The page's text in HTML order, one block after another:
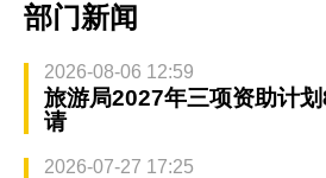
部门新闻
2026-08-06 12:59
旅游局2027年三项资助计
请
2026-07-27 17:25